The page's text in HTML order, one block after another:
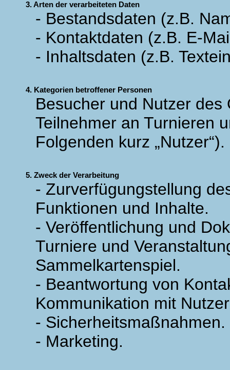
3. Arten der verarbeiteten Daten
- Bestandsdaten (z.B.
- Kontaktdaten (z.B. E-
- Inhaltsdaten (z.B.
4. Kategorien betroffener Personen
Besucher und Nutzer
Teilnehmer an Turnieren
Folgenden kurz „Nutzer“).
5. Zweck der Verarbeitung
- Zurverfügungstellung
Funktionen und Inhalte.
- Veröffentlichung und
Turniere und
Sammelkartenspiel.
- Beantwortung von
Kommunikation mit
- Sicherheitsmaßnahmen.
- Marketing.